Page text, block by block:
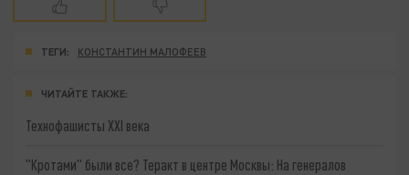
ТЕГИ: КОНСТАНТИН МАЛОФЕЕВ
ЧИТАЙТЕ ТАКЖЕ:
Технофашисты XXI века
"Кротами" были все? Теракт в центре Москвы: На генералов